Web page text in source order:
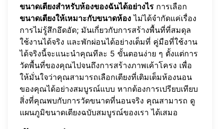
ขนาดเตียงสำหรับห้องของฉันได้อย่างไร การเลือก
ขนาดเตียงให้เหมาะกับขนาดห้อง ไม่ได้จำกัดแค่เรื่อง
การไม่รู้สึกอึดอัด; มันเกี่ยวกับการสร้างพื้นที่ที่สมดุล
ใช้งานได้จริง และพักผ่อนได้อย่างเต็มที่ คู่มือที่ใช้งาน
ได้จริงนี้จะแนะนำคุณทีละ 5 ขั้นตอนง่าย ๆ ตั้งแต่การ
วัดพื้นที่ของคุณไปจนถึงการสร้างภาพเค้าโครง เพื่อ
ให้มั่นใจว่าคุณสามารถเลือกเตียงที่เติมเต็มห้องนอน
ของคุณได้อย่างสมบูรณ์แบบ หากต้องการเปรียบเทียบ
สิ่งที่คุณพบกับการวัดขนาดที่นอนจริง คุณสามารถ ดู
แผนภูมิขนาดเตียงฉบับสมบูรณ์ของเรา ได้เสมอ